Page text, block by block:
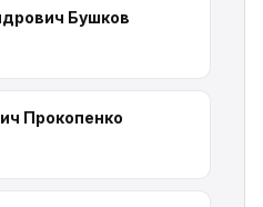
Бушков
Прокопенко